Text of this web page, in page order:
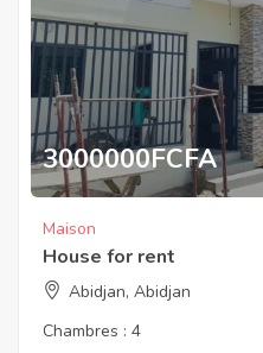
3000000FCFA
Maison
House for rent
Abidjan, Abidjan
Chambres : 4